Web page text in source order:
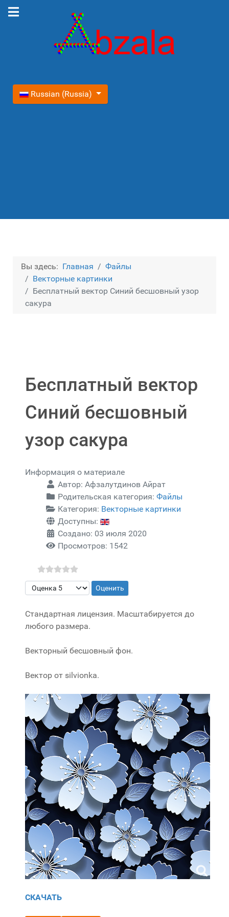
Выберите язык
Russian (Russia)
Вы здесь: Главная
Файлы
Векторные картинки
Бесплатный вектор Синий бесшовный узор
сакура
Бесплатный вектор
Синий бесшовный
узор сакура
Информация о материале
Автор: Афзалутдинов Айрат
Родительская категория: Файлы
Категория: Векторные картинки
Доступны:
Создано: 03 июля 2020
Просмотров: 1542
Пожалуйста, оцените
Стандартная лицензия. Масштабируется до
любого размера.
Векторный бесшовный фон.
Вектор от silvionka.
СКАЧАТЬ